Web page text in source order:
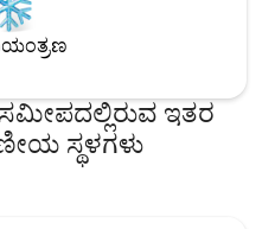
ಇತರ
ಸ್ಥಳಗಳು